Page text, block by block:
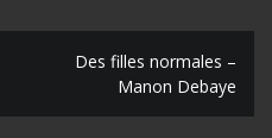
Des filles normales –
Manon Debaye